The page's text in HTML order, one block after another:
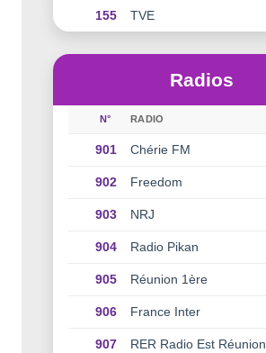
155 TVE
Radios
N° RADIO
901 Chérie FM
902 Freedom
903 NRJ
904 Radio Pikan
905 Réunion 1ère
906 France Inter
907 RER Radio Est Réunion